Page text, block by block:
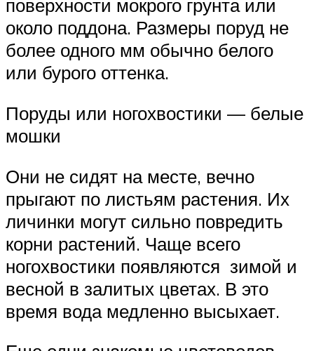
поверхности мокрого грунта или
около поддона. Размеры поруд не
более одного мм обычно белого
или бурого оттенка.
Поруды или ногохвостики — белые
мошки
Они не сидят на месте, вечно
прыгают по листьям растения. Их
личинки могут сильно повредить
корни растений. Чаще всего
ногохвостики появляются зимой и
весной в залитых цветах. В это
время вода медленно высыхает.